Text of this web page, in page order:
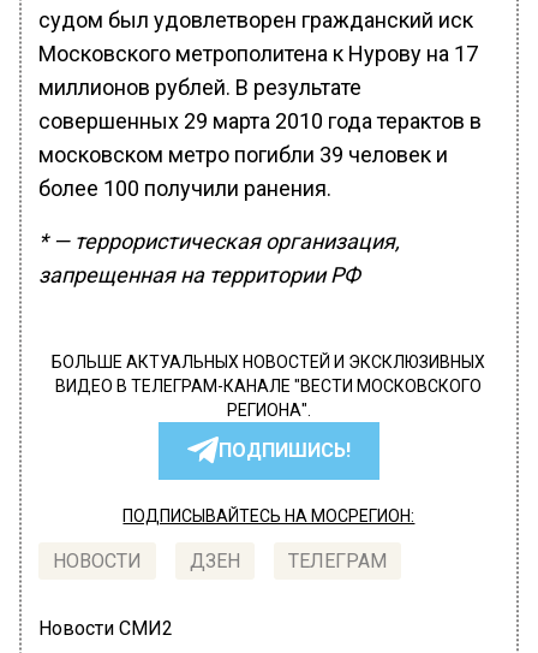
судом был удовлетворен гражданский иск
Московского метрополитена к Нурову на 17
миллионов рублей. В результате
совершенных 29 марта 2010 года терактов в
московском метро погибли 39 человек и
более 100 получили ранения.
* — террористическая организация,
запрещенная на территории РФ
БОЛЬШЕ АКТУАЛЬНЫХ НОВОСТЕЙ И ЭКСКЛЮЗИВНЫХ
ВИДЕО В ТЕЛЕГРАМ-КАНАЛЕ "ВЕСТИ МОСКОВСКОГО
РЕГИОНА".
ПОДПИШИСЬ!
ПОДПИСЫВАЙТЕСЬ НА МОСРЕГИОН:
НОВОСТИ ДЗЕН ТЕЛЕГРАМ
Новости СМИ2